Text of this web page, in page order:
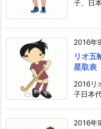
子、日
2016年
リオ五
星取表
2016リ
子日本
2016年